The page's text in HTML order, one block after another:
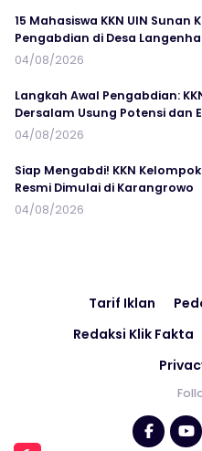
15 Mahasiswa KKN UIN Sunan
Pengabdian di Desa
04/08/2026
Langkah Awal Pengabdian:
Dersalam Usung Potensi dan
04/08/2026
Siap Mengabdi! KKN
Resmi Dimulai di Karangrowo
04/08/2026
Tarif Iklan
Redaksi Klik Fakta